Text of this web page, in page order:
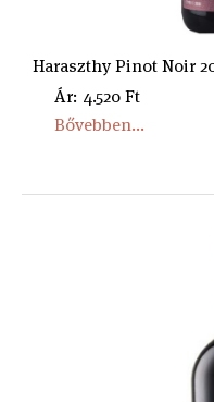
Haraszthy Pinot Noir
Ár: 4.520 Ft
Bővebben...